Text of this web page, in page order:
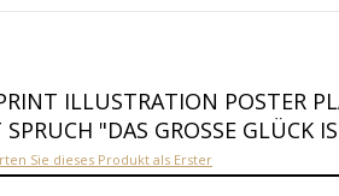
ILLUSTRATION POSTER
SPRUCH "DAS GROSSE GLÜCK
Sie dieses Produkt als Erster